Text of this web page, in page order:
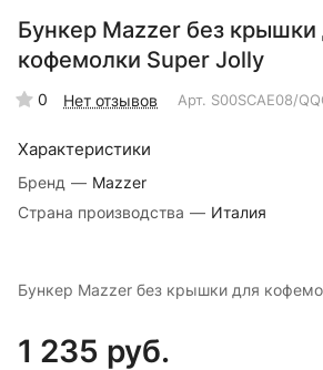
Бункер Mazzer без крышки
кофемолки Super Jolly
0 Нет отзывов Арт. S00SCAE08/
Характеристики
Бренд — Mazzer
Страна производства — Италия
Бункер Mazzer без крышки для
1 235 руб.